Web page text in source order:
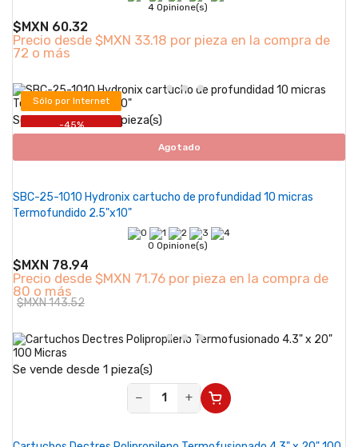
4 Opinione(s)
$MXN 60.32
Precio desde $MXN 33.18 por pieza en la compra de
72 o más
Sólo por Internet
-45%
Se vende desde 40 pieza(s)
Agotado
SBC-25-1010 Hydronix cartucho de profundidad 10 micras
Termofundido 2.5"x10"
0 Opinione(s)
$MXN 78.94
Precio desde $MXN 71.76 por pieza en la compra de
80 o más
$MXN 143.52
Se vende desde 1 pieza(s)
−
+